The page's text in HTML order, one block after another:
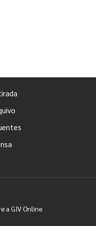
a GIV Online